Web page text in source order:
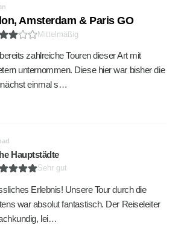
Amsterdam & Paris GO
Mittelmäßig
zahlreiche Touren dieser Art mit
unternommen. Diese hier war bisher die
einmal s…
Hauptstädte
Sehr gut
Erlebnis! Unsere Tour durch die
war absolut fantastisch. Der Reiseleiter
lei…